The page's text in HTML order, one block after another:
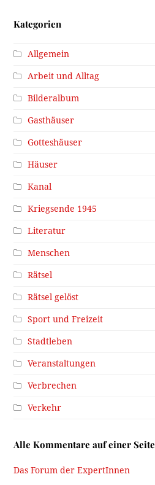
Kategorien
Allgemein
Arbeit und Alltag
Bilderalbum
Gasthäuser
Gotteshäuser
Häuser
Kanal
Kriegsende 1945
Literatur
Menschen
Rätsel
Rätsel gelöst
Sport und Freizeit
Stadtleben
Veranstaltungen
Verbrechen
Verkehr
Alle Kommentare auf einer Seite
Das Forum der ExpertInnen